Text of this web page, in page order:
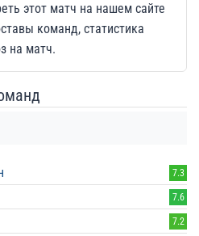
этот матч на нашем сайте
команд, статистика
на матч.
7.3
7.6
7.2